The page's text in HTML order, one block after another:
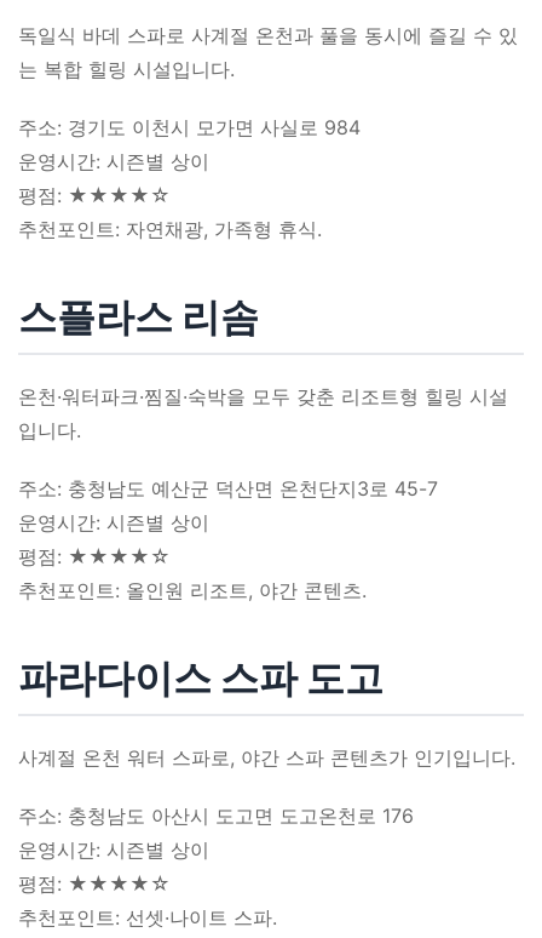
독일식 바데 스파로 사계절 온천과 풀을 동시에 즐길 수 있
는 복합 힐링 시설입니다.
주소: 경기도 이천시 모가면 사실로 984
운영시간: 시즌별 상이
평점: ★★★★☆
추천포인트: 자연채광, 가족형 휴식.
스플라스 리솜
온천·워터파크·찜질·숙박을 모두 갖춘 리조트형 힐링 시설
입니다.
주소: 충청남도 예산군 덕산면 온천단지3로 45-7
운영시간: 시즌별 상이
평점: ★★★★☆
추천포인트: 올인원 리조트, 야간 콘텐츠.
파라다이스 스파 도고
사계절 온천 워터 스파로, 야간 스파 콘텐츠가 인기입니다.
주소: 충청남도 아산시 도고면 도고온천로 176
운영시간: 시즌별 상이
평점: ★★★★☆
추천포인트: 선셋·나이트 스파.